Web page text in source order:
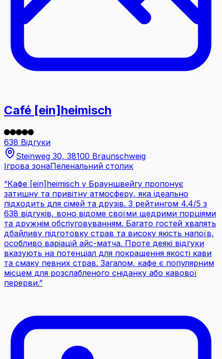
Café [ein]heimisch
638 Відгуки
Steinweg 30, 38100 Braunschweig
Ігрова зонаПеленальний столик
“Кафе [ein]heimisch у Брауншвейгу пропонує
затишну та привітну атмосферу, яка ідеально
підходить для сімей та друзів. З рейтингом 4.4/5 з
638 відгуків, воно відоме своїми щедрими порціями
та дружнім обслуговуванням. Багато гостей хвалять
дбайливу підготовку страв та високу якість напоїв,
особливо варіацій айс-матча. Проте деякі відгуки
вказують на потенціал для покращення якості кави
та смаку певних страв. Загалом, кафе є популярним
місцем для розслабленого сніданку або кавової
перерви.”